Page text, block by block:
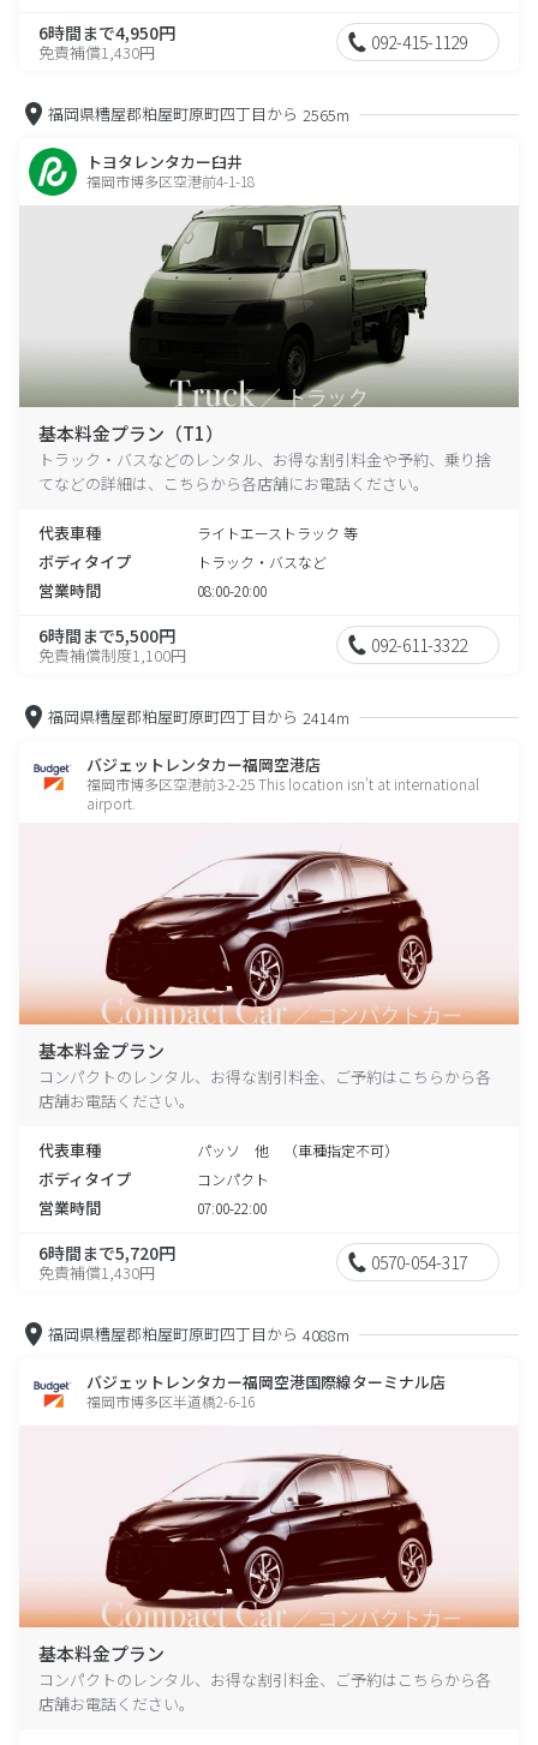
6時間まで4,950円
免責補償1,430円 092-415-1129
福岡県糟屋郡粕屋町原町四丁目から 2565m
トヨタレンタカー臼井
福岡市博多区空港前4-1-18
基本料金プラン（T1）
トラック・バスなどのレンタル、お得な割引料金や予約、乗り捨
てなどの詳細は、こちらから各店舗にお電話ください。
代表車種 ライトエーストラック 等
ボディタイプ トラック・バスなど
営業時間 08:00-20:00
6時間まで5,500円
免責補償制度1,100円 092-611-3322
福岡県糟屋郡粕屋町原町四丁目から 2414m
バジェットレンタカー福岡空港店
福岡市博多区空港前3-2-25 This location isn't at international
airport.
基本料金プラン
コンパクトのレンタル、お得な割引料金、ご予約はこちらから各
店舗お電話ください。
代表車種 パッソ 他 （車種指定不可）
ボディタイプ コンパクト
営業時間 07:00-22:00
6時間まで5,720円
免責補償1,430円 0570-054-317
福岡県糟屋郡粕屋町原町四丁目から 4088m
バジェットレンタカー福岡空港国際線ターミナル店
福岡市博多区半道橋2-6-16
基本料金プラン
コンパクトのレンタル、お得な割引料金、ご予約はこちらから各
店舗お電話ください。